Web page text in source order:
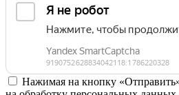
Нажимая на кнопку